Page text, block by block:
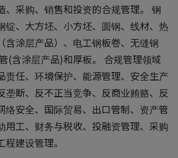
、采购、销售和投资的合规管理。 钢
锭、大方坯、小方坯、圆钢、线材、热
含涂层产品）、电工钢板卷、无缝钢
(含涂层产品)和厚板。 合规管理领域
责任、环境保护、能源管理、安全生产
垄断、反不正当竞争、反商业贿赂、反
络安全、国际贸易、出口管制、资产管
用工、财务与税收、投融资管理、采购
建设管理。